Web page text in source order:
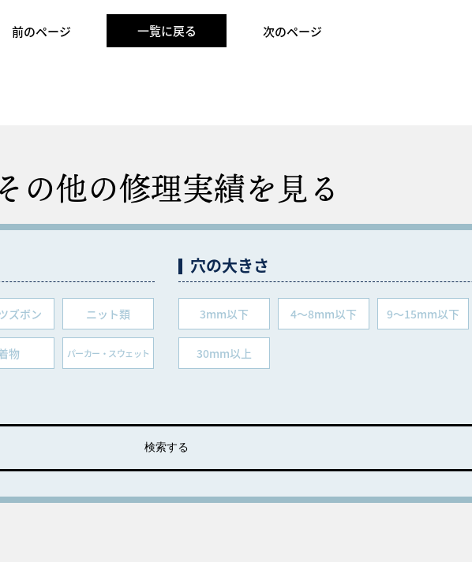
前のページ 一覧に戻る 次のページ
その他の修理実績を見る
ズボン ニット類
物 パーカー・スウェット
穴の大きさ
3mm以下 4～8mm以下 9～15mm以下
30mm以上